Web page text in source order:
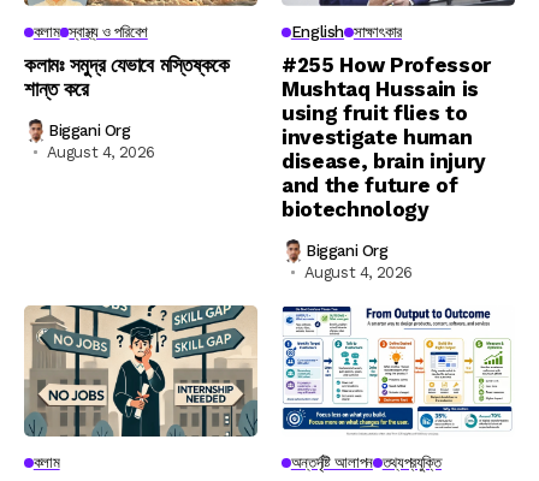
কলাম স্বাস্থ্য ও পরিবেশ
কলামঃ সমুদ্র যেভাবে মস্তিষ্ককে
শান্ত করে
Biggani Org
August 4, 2026
English সাক্ষাৎকার
#255 How Professor
Mushtaq Hussain is
using fruit flies to
investigate human
disease, brain injury
and the future of
biotechnology
Biggani Org
August 4, 2026
কলাম অন্তর্দৃষ্টি আলাপন তথ্যপ্রযুক্তি